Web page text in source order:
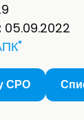
05.09.2022
СРО